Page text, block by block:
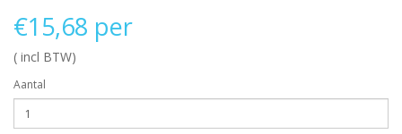
€15,68 per
( incl BTW)
Aantal